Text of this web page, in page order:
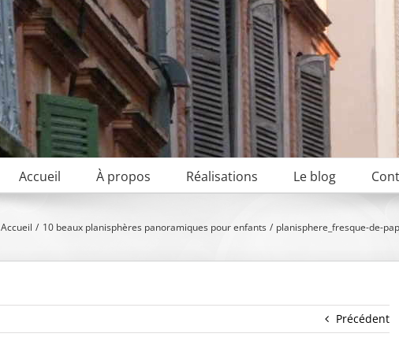
Accueil À propos Réalisations Le blog
Accueil 10 beaux planisphères panoramiques pour enfants planisphere_fresque-de-
Précédent